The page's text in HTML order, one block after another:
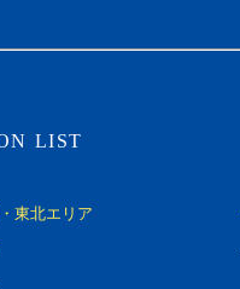
LIST
東北エリア